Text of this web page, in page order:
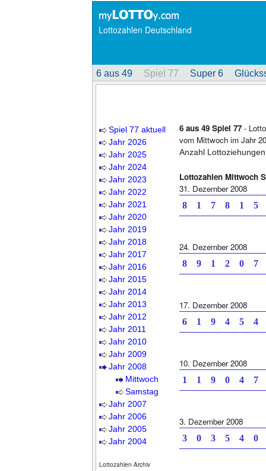
Lottozahlen Deutschland
6 aus 49 Spiel 77 Super 6
Spiel 77 aktuell
Jahr 2026
Jahr 2025
Jahr 2024
Jahr 2023
Jahr 2022
Jahr 2021
Jahr 2020
Jahr 2019
Jahr 2018
Jahr 2017
Jahr 2016
Jahr 2015
Jahr 2014
Jahr 2013
Jahr 2012
Jahr 2011
Jahr 2010
Jahr 2009
Jahr 2008
Mittwoch
Samstag
Jahr 2007
Jahr 2006
Jahr 2005
Jahr 2004
Lottozahlen Archiv
6 aus 49 Spiel 77 -
vom Mittwoch im Jahr
Anzahl
Lottozahlen Mittwoch
31. Dezember 2008
8 1 7 8 1 5
24. Dezember 2008
8 9 1 2 0 7
17. Dezember 2008
6 1 9 4 5 4
10. Dezember 2008
1 1 9 0 4 7
3. Dezember 2008
3 0 3 5 4 0